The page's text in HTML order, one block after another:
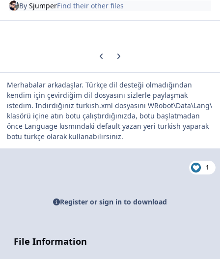
BySjumperFind their other files
Previous carousel slide
Next carousel slide
Merhabalar arkadaşlar. Türkçe dil desteği olmadığından
kendim için çevirdiğim dil dosyasını sizlerle paylaşmak
istedim. İndirdiğiniz turkish.xml dosyasını WRobot\Data\Lang\
klasörü içine atın botu çalıştırdığınızda, botu başlatmadan
önce Language kısmındaki default yazan yeri turkish yaparak
botu türkçe olarak kullanabilirsiniz.
1
Register or sign in to download
File Information